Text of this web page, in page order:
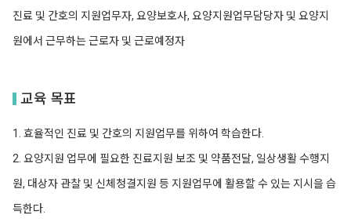
진료 및 간호의 지원업무자, 요양보호사, 요양지원업무담당자 및 요양지
원에서 근무하는 근로자 및 근로예정자
교육 목표
1. 효율적인 진료 및 간호의 지원업무를 위하여 학습한다.
2. 요양지원 업무에 필요한 진료지원 보조 및 약품전달, 일상생활 수행지
원, 대상자 관찰 및 신체청결지원 등 지원업무에 활용할 수 있는 지시을 습
득한다.